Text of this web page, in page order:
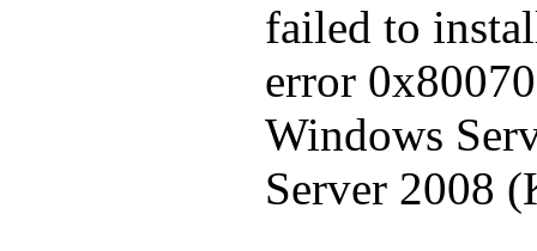
failed to
error
Windows
Server 2008